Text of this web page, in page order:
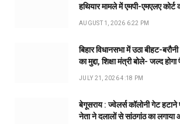
हथियार मामले में एमपी-एमएलए
AUGUST 1, 2026 6:22 PM
बिहार विधानसभा में उठा बीहट-
का मुद्दा, शिक्षा मंत्री बोले- जल्द
JULY 21, 2026 4:18 PM
बेगूसराय : ज्वेलर्स कॉलोनी गेट
नेता ने दलालों से सांठगांठ का लगाया